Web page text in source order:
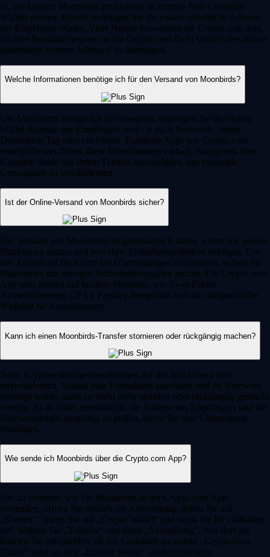
Ja, Sie können Moonbirds problemlos an externe Non-Custodial-
Wallets senden. Hierfür benötigen Sie die exakte öffentliche Adresse
der Empfänger-Wallet. Viele Nutzer verwenden die Crypto.com App,
um ihre Bestände bequem an die Crypto.com DeFi Wallet oder andere
unterstützte externe Adressen zu übertragen.
Welche Informationen benötige ich für den Versand von Moonbirds?
Um Moonbirds erfolgreich zu versenden, benötigen Sie die exakte
Wallet-Adresse des Empfängers und - je nach Netzwerk - einen
Destination Tag oder ein Memo. Etablierte Apps wie Crypto.com
ermöglichen es Ihnen, diese Informationen einfach einzugeben oder
Kontakte direkt aus Ihrem Telefon auszuwählen, um maximale
Genauigkeit zu gewährleisten.
Ist der Online-Versand von Moonbirds sicher?
Der Versand von Moonbirds ist grundsätzlich sicher, sofern Sie seriöse
Plattformen nutzen und bewährte Sicherheitspraktiken befolgen. Um
den Zugriff auf Ihr Konto bei Übertragungen zu schützen, sollten Sie
Plattformen mit strengen Sicherheitsvorgaben nutzen. Die Crypto.com
App setzt hierbei auf höchste Standards wie Zwei-Faktor-
Authentifizierung (2FA), Passkey-Integration und die obligatorische
Whitelist für Auszahlungen.
Kann ich einen Moonbirds-Transfer stornieren oder rückgängig machen?
Nein, Kryptowährungstransaktionen auf der Blockchain sind
unveränderlich. Sobald eine Transaktion autorisiert und im Netzwerk
bestätigt wurde, kann sie nicht mehr storniert oder rückgängig gemacht
werden. Es ist daher unerlässlich, die Adresse des Empfängers und die
Netzwerkdetails sorgfältig zu prüfen, bevor Sie eine Übertragung
bestätigen.
Wie sende ich Moonbirds über die Crypto.com App?
Um zu erfahren, wie Sie Moonbirds in der Crypto.com App
versenden, öffnen Sie einfach die Anwendung, gehen Sie auf
„Konten“, tippen Sie auf „Crypto Wallet“ und rufen Sie Ihr Guthaben
auf. Wählen Sie „Transfer“ und dann „Auszahlung“. Von dort aus
können Sie entscheiden, ob Sie Guthaben an andere „Crypto.com
Nutzer“ oder an eine „Externe Wallet“ senden möchten.